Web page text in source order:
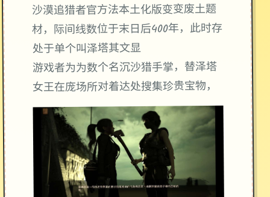
沙漠追猎者官方法本土化版变变废土题
材，际间线数位于末日后400年，此时存
处于单个叫泽塔其文显
游戏者为为数个名沉沙猎手掌，替泽塔
女王在庞场所对着达处搜集珍贵宝物，